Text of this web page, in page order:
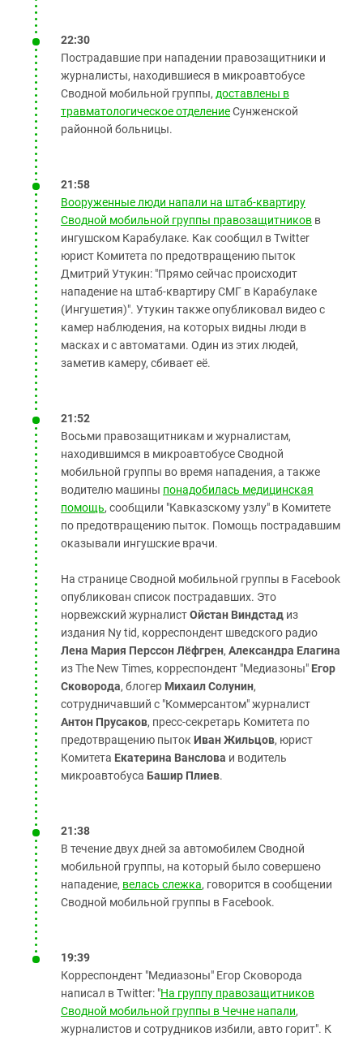
22:30
Пострадавшие при нападении правозащитники и
журналисты, находившиеся в микроавтобусе
Сводной мобильной группы, доставлены в
травматологическое отделениеСунженской
районной больницы.
21:58
Вооруженные люди напали на штаб-квартиру
Сводной мобильной группы правозащитников в
ингушском Карабулаке. Как сообщил в Twitter
юрист Комитета по предотвращению пыток
Дмитрий Утукин: "Прямо сейчас происходит
нападение на штаб-квартиру СМГ в Карабулаке
(Ингушетия)". Утукин также опубликовал видео с
камер наблюдения, на которых видны люди в
масках и с автоматами. Один из этих людей,
заметив камеру, сбивает её.
21:52
Восьми правозащитникам и журналистам,
находившимся в микроавтобусе Сводной
мобильной группы во время нападения, а также
водителю машины понадобилась медицинская
помощь, сообщили "Кавказскому узлу" в Комитете
по предотвращению пыток. Помощь пострадавшим
оказывали ингушские врачи.
На странице Сводной мобильной группы в Facebook
опубликован список пострадавших. Это
норвежский журналистОйстан Виндстад из
издания Ny tid, корреспондент шведского радио
Лена Мария Перссон Лёфгрен, Александра Елагина
из The New Times, корреспондент "Медиазоны" Егор
Сковорода, блогер Михаил Солунин,
сотрудничавший с "Коммерсантом" журналист
Антон Прусаков, пресс-секретарь Комитета по
предотвращению пыток Иван Жильцов, юрист
Комитета Екатерина Ванслова и водитель
микроавтобуса Башир Плиев.
21:38
В течение двух дней за автомобилем Сводной
мобильной группы, на который было совершено
нападение, велась слежка, говорится в сообщении
Сводной мобильной группы в Facebook.
19:39
Корреспондент "Медиазоны" Егор Сковорода
написал в Twitter: "На группу правозащитников
Сводной мобильной группы в Чечне напали,
журналистов и сотрудников избили, авто горит". К